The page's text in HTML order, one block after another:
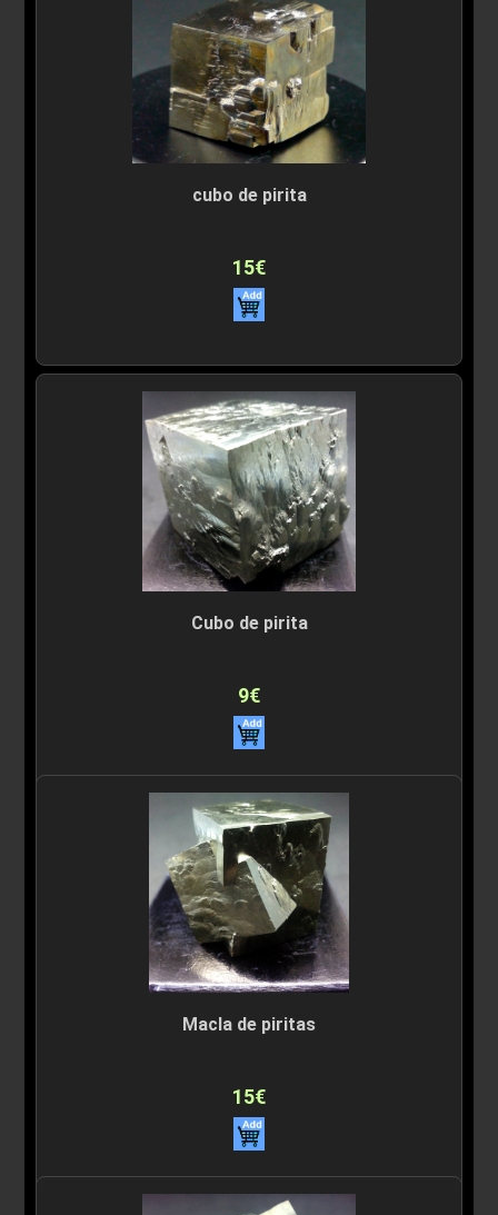
cubo de pirita
15€
Cubo de pirita
9€
Macla de piritas
15€